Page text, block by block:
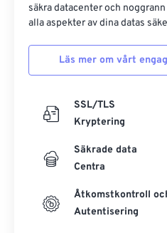
säkra datacenter och
alla aspekter av dina datas
Läs mer om vårt
SSL/TLS
Kryptering
Säkrade data
Centra
Åtkomstkontroll
Autentisering